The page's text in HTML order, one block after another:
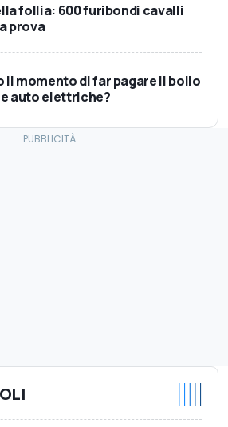
follia: 600 furibondi cavalli
prova
il momento di far pagare il bollo
auto elettriche?